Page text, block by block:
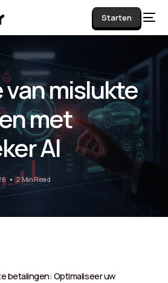
Starten
mislukte
met
AI
2 Min Read
betalingen: Optimaliseer uw